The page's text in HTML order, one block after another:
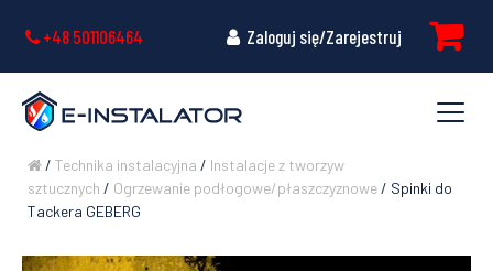
+48 501106464 Zaloguj się/Zarejestruj
/ Technika instalacyjna / Instalacje z tworzyw
sztucznych / Ogrzewanie podłogowe/płaszczyznowe/ Spinki do
Tackera GEBERG